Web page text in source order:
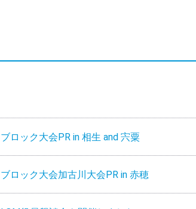
ブロック大会PR in 相生 and 宍粟
ブロック大会加古川大会PR in 赤穂